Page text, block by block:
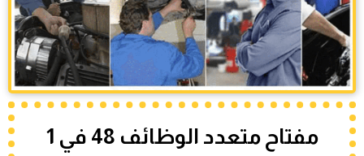
مفتاح متعدد الوظائف 48 في 1